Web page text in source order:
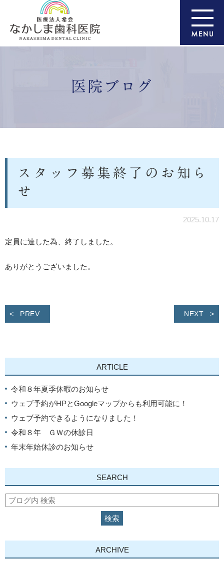
医院ブログ
スタッフ募集終了のお知ら
せ
2025.10.17
定員に達した為、終了しました。
ありがとうございました。
PREV NEXT
ARTICLE
令和８年夏季休暇のお知らせ
ウェブ予約がHPとGoogleマップからも利用可能に！
ウェブ予約できるようになりました！
令和８年 ＧＷの休診日
年末年始休診のお知らせ
SEARCH
ARCHIVE